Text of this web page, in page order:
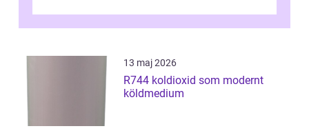
13 maj 2026
R744 koldioxid som modernt
köldmedium